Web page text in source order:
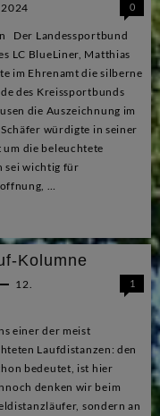
0
Der Landessportbund
LC BlueLiner, Matthias
im Ehrenamt die silberne
des Kreissportbunds
die Auszeichnung im
würdigte in seiner
um die beleuchtete
sei wichtig für
…
Kolumne
12.
1
einer der meist
Laufdistanzen: den
bedeutet, ist hier
denken wir beim
sondern an